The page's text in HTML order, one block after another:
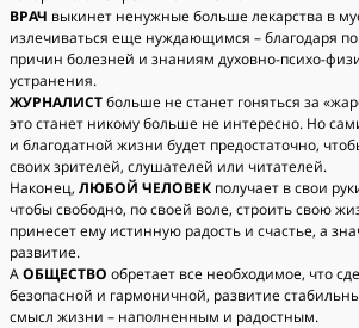
ВРАЧ выкинет ненужные больше лекарства в
излечиваться еще нуждающимся – благодаря
причин болезней и знаниям духовно-психо-
устранения.
ЖУРНАЛИСТбольше не станет гоняться за
это станет никому больше не интересно. Но
и благодатной жизни будет предостаточно,
своих зрителей, слушателей или читателей.
Наконец, ЛЮБОЙ ЧЕЛОВЕК получает в свои
чтобы свободно, по своей воле, строить свою
принесет ему истинную радость и счастье, а
развитие.
АОБЩЕСТВО обретает все необходимое, что
безопасной и гармоничной, развитие
смысл жизни – наполненным и радостным.